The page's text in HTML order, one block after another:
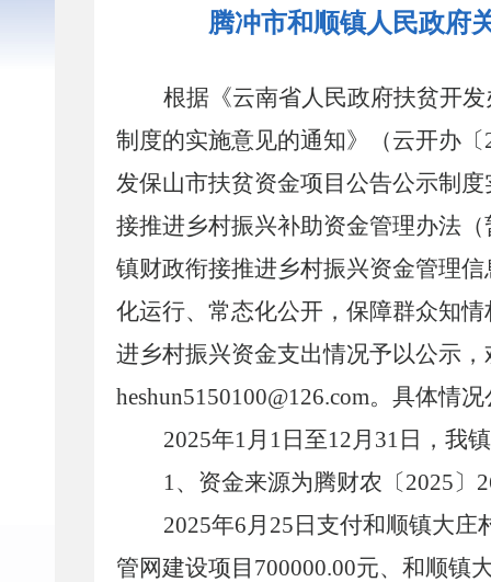
腾冲市和顺镇人民政府
根据 《云南省人民政府扶贫开
制度的实施意见的通知》（云开办〔
发保山市扶贫资金项目公告公示制
接推进乡村振兴补助资金管理办法
镇财政衔接推进乡村振兴资金管理
化运行、常态化公开，保障群众知
进乡村振兴资金支出情况予以公示
heshun5150100@126.com。具体
2025年1月1日至12月31日，我
1、资金来源为腾财农〔2025〕
2025年6月25日支付和顺镇大
管网建设项目700000.00元、和顺镇